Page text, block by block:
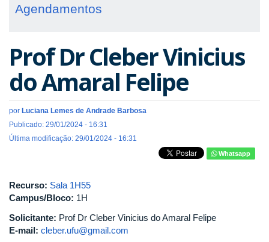
Agendamentos
Prof Dr Cleber Vinicius
do Amaral Felipe
por Luciana Lemes de Andrade Barbosa
Publicado: 29/01/2024 - 16:31
Última modificação: 29/01/2024 - 16:31
Whatsapp
Recurso: Sala 1H55
Campus/Bloco: 1H
Solicitante: Prof Dr Cleber Vinicius do Amaral Felipe
E-mail: cleber.ufu@gmail.com